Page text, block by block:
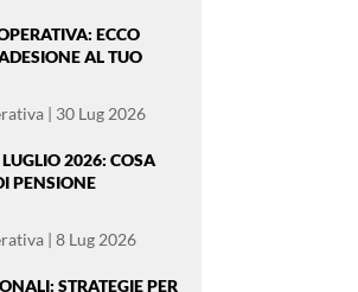
ECCO
AL TUO
| 30 Lug 2026
2026: COSA
PENSIONE
| 8 Lug 2026
STRATEGIE PER